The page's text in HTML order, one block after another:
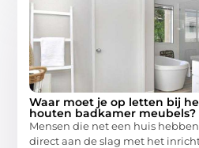
Waar moet je op letten bij
houten badkamer meubels?
Mensen die net een huis
direct aan de slag met het